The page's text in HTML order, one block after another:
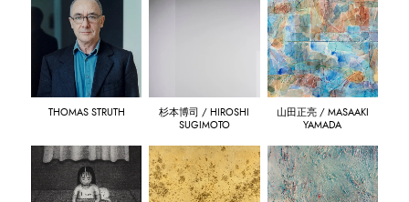
THOMAS STRUTH
杉本博司 / HIROSHI
SUGIMOTO
山田正亮 / MASAAKI
YAMADA